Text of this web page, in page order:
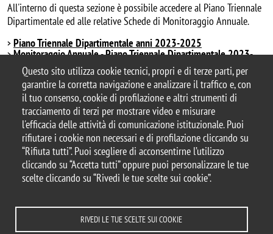
Questo sito utilizza cookie tecnici, propri e di terze parti, per
garantire la corretta navigazione e analizzare il traffico e, con
il tuo consenso, cookie di profilazione e altri strumenti di
tracciamento di terzi per mostrare video e misurare
l'efficacia delle attività di comunicazione istituzionale. Puoi
rifiutare i cookie non necessari e di profilazione cliccando su
“Rifiuta tutti”. Puoi scegliere di acconsentirne l’utilizzo
cliccando su “Accetta tutti” oppure puoi personalizzare le tue
scelte cliccando su “Rivedi le tue scelte sui cookie”.
RIVEDI LE TUE SCELTE SUI COOKIE
All'interno di questa sezione è possibile accedere al Piano Triennale
Dipartimentale ed alle relative Schede di Monitoraggio Annuale.
Piano Triennale Dipartimentale anni 2023-2025
Monitoraggio Annuale - Piano Triennale Dipartimentale 2023-
2025
© 2026 Università degli Studi di Milano-Bicocca
Piazza dell'Ateneo Nuovo, 1 - 20126, Milano
Casella PEC:ateneo.bicocca@pec.unimib.it
P.I. 12621570154 |
redazioneweb.diseade@unimib.it